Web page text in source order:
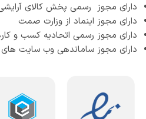
دارای مجوز رسمی پخش کالای
دارای مجوز اینماد از وزارت صمت
دارای مجوز رسمی اتحادیه کسب و
دارای مجوز ساماندهی وب سایت های